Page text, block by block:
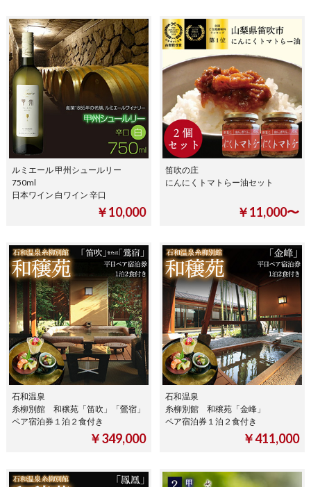
ルミエール 甲州シュールリー
750ml
日本ワイン 白ワイン 辛口
￥10,000
笛吹の庄
にんにくトマトらー油セット
￥11,000〜
石和温泉
糸柳別館 和穣苑「笛吹」「鶯宿」
ペア宿泊券１泊２食付き
￥349,000
石和温泉
糸柳別館 和穣苑「金峰」
ペア宿泊券１泊２食付き
￥411,000